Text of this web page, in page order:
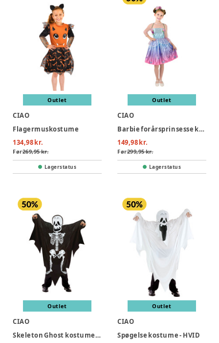
Outlet
CIAO
Flagermuskostume
134,98 kr.
Før269,95 kr.
Lagerstatus
Outlet
CIAO
Barbie forårsprinsesse kostume - MULTI
149,98 kr.
Før299,95 kr.
Lagerstatus
Outlet
CIAO
Skeleton Ghost kostume - SORT
Outlet
CIAO
Spøgelse kostume - HVID